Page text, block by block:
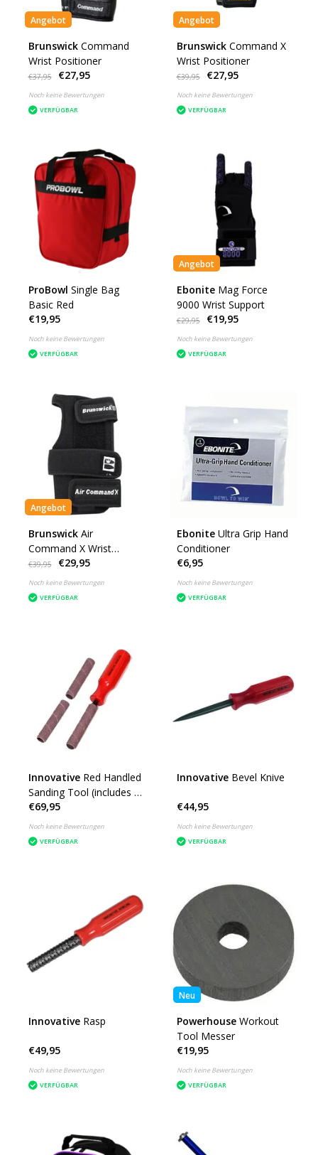
Angebot
Brunswick Command
Wrist Positioner
€37,95 €27,95
Noch keine Bewertungen
VERFÜGBAR
Angebot
Brunswick Command X
Wrist Positioner
€39,95 €27,95
Noch keine Bewertungen
VERFÜGBAR
ProBowl Single Bag
Basic Red
€19,95
Noch keine Bewertungen
VERFÜGBAR
Angebot
Ebonite Mag Force
9000 Wrist Support
€29,95 €19,95
Noch keine Bewertungen
VERFÜGBAR
Angebot
Brunswick Air
Command X Wrist
Positioner
€39,95 €29,95
Noch keine Bewertungen
VERFÜGBAR
Ebonite Ultra Grip Hand
Conditioner
€6,95
Noch keine Bewertungen
VERFÜGBAR
Innovative Red Handled
Sanding Tool (includes 3
sanding sleeves)
€69,95
Noch keine Bewertungen
VERFÜGBAR
Innovative Bevel Knive
€44,95
Noch keine Bewertungen
VERFÜGBAR
Innovative Rasp
€49,95
Noch keine Bewertungen
VERFÜGBAR
Neu
Powerhouse Workout
Tool Messer
€19,95
Noch keine Bewertungen
VERFÜGBAR